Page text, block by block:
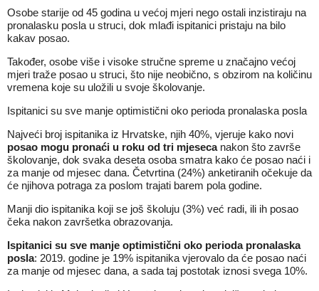
Osobe starije od 45 godina u većoj mjeri nego ostali inzistiraju na
pronalasku posla u struci, dok mlađi ispitanici pristaju na bilo
kakav posao.
Također, osobe više i visoke stručne spreme u značajno većoj
mjeri traže posao u struci, što nije neobično, s obzirom na količinu
vremena koje su uložili u svoje školovanje.
Ispitanici su sve manje optimistični oko perioda pronalaska posla
Najveći broj ispitanika iz Hrvatske, njih 40%, vjeruje kako novi
posao mogu pronaći u roku od tri mjeseca nakon što završe
školovanje, dok svaka deseta osoba smatra kako će posao naći i
za manje od mjesec dana. Četvrtina (24%) anketiranih očekuje da
će njihova potraga za poslom trajati barem pola godine.
Manji dio ispitanika koji se još školuju (3%) već radi, ili ih posao
čeka nakon završetka obrazovanja.
Ispitanici su sve manje optimistični oko perioda pronalaska
posla: 2019. godine je 19% ispitanika vjerovalo da će posao naći
za manje od mjesec dana, a sada taj postotak iznosi svega 10%.